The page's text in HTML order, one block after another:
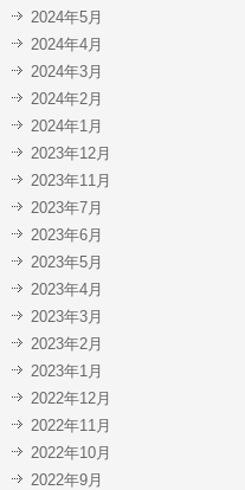
2024年5月
2024年4月
2024年3月
2024年2月
2024年1月
2023年12月
2023年11月
2023年7月
2023年6月
2023年5月
2023年4月
2023年3月
2023年2月
2023年1月
2022年12月
2022年11月
2022年10月
2022年9月